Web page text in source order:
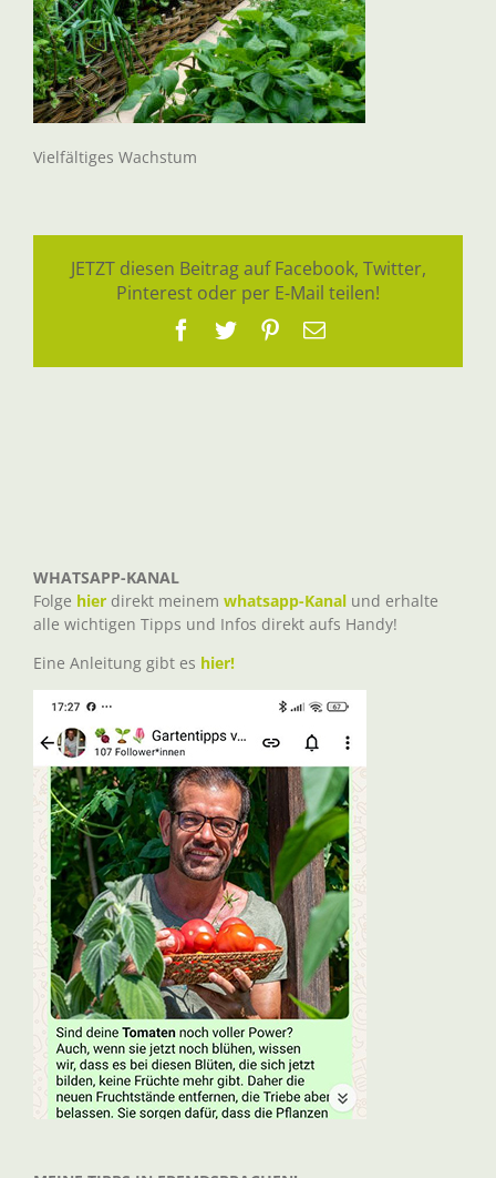
Vielfältiges Wachstum
JETZT diesen Beitrag auf Facebook, Twitter,
Pinterest oder per E-Mail teilen!
Facebook
TwitterPinterest
E-
WHATSAPP-KANAL
Folge hier direkt meinem whatsapp-Kanal und erhalte
alle wichtigen Tipps und Infos direkt aufs Handy!
Eine Anleitung gibt es hier!